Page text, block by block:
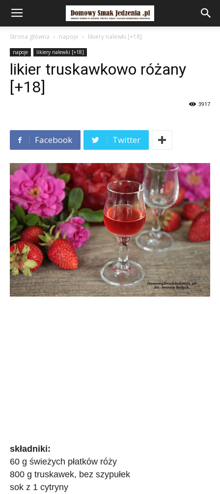
Strona główna napoje likiery nalewki [+18]
napoje likiery nalewki [+18]
likier truskawkowo różany
[+18]
3917
Facebook Twitter
składniki:
60 g świeżych płatków róży
800 g truskawek, bez szypułek
sok z 1 cytryny